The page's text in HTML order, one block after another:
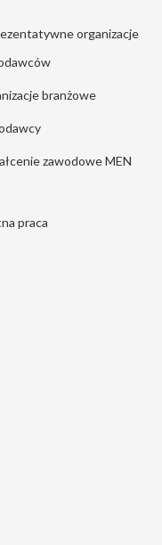
organizacje
branżowe
zawodowe MEN
praca